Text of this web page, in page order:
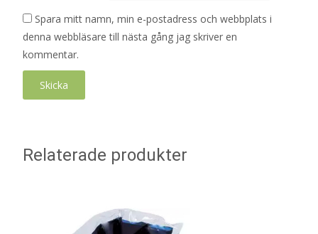
Spara mitt namn, min e-postadress och webbplats i
denna webbläsare till nästa gång jag skriver en
kommentar.
Relaterade produkter